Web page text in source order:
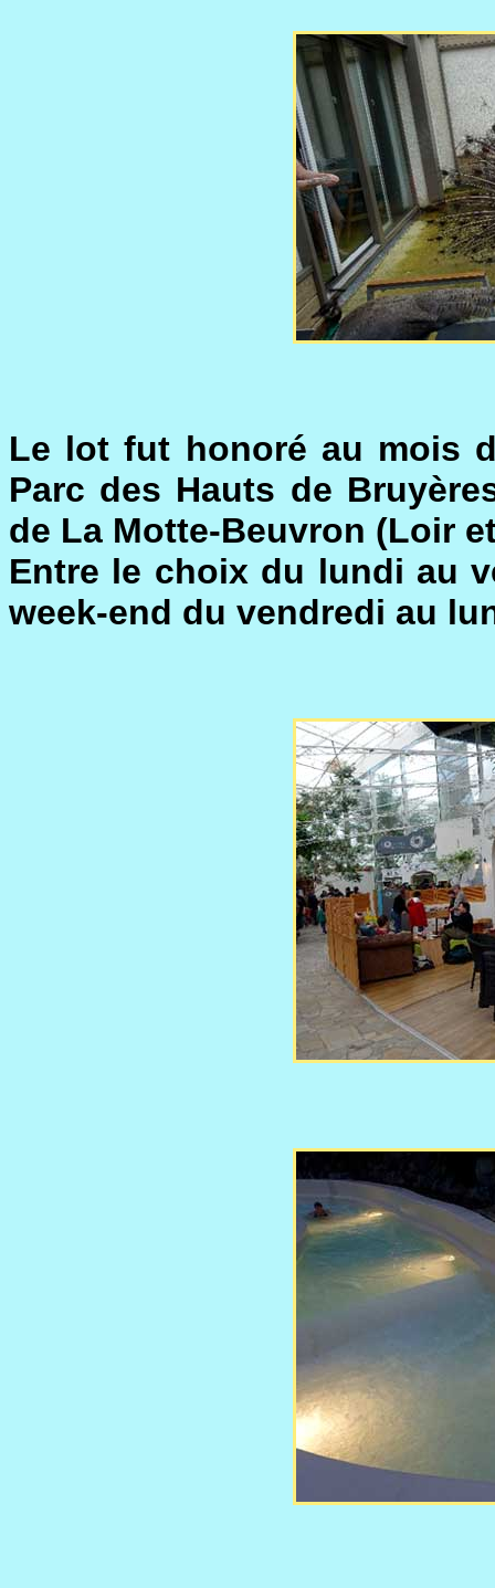
Le lot fut honoré au mois
Parc des Hauts de
de La Motte-Beuvron (Loir
Entre le choix du lundi au
week-end du vendredi au